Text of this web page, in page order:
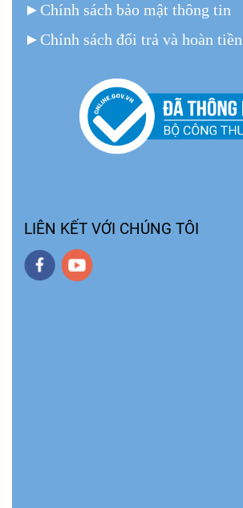
► Chính sách bảo mật thông tin
► Chính sách đổi trả và hoàn tiền
LIÊN KẾT VỚI CHÚNG TÔI